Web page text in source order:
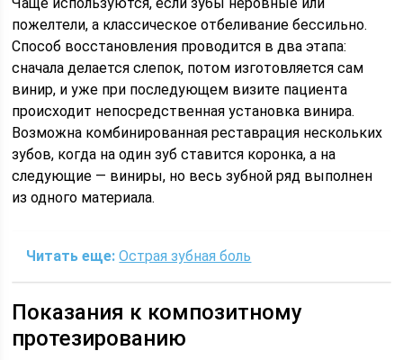
пожелтели, а классическое отбеливание бессильно.
Способ восстановления проводится в два этапа:
сначала делается слепок, потом изготовляется сам
винир, и уже при последующем визите пациента
происходит непосредственная установка винира.
Возможна комбинированная реставрация нескольких
зубов, когда на один зуб ставится коронка, а на
следующие — виниры, но весь зубной ряд выполнен
из одного материала.
Читать еще: Острая зубная боль
Показания к композитному
протезированию